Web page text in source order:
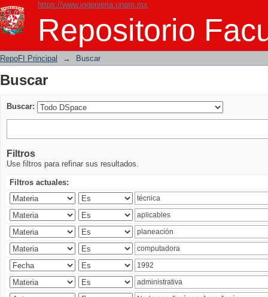
https://www.ingenieria.unam.mx
Repositorio
Buscar
RepoFI Principal → Buscar
Buscar
Buscar:
Filtros
Use filtros para refinar sus resultados.
Filtros actuales: